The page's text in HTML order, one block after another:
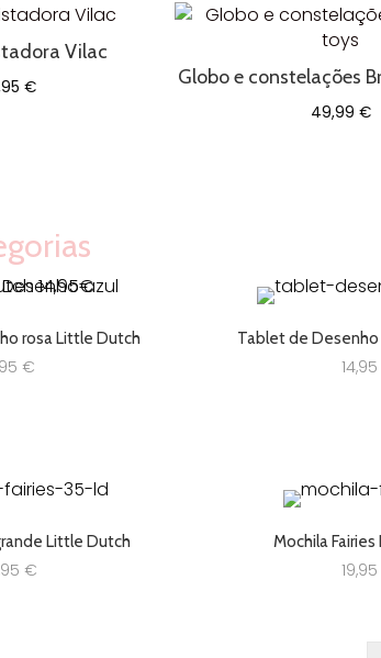
Vilac
€ Globo e constelações
49,99 €
rosa Little Dutch
€
Tablet de
14,95
Little Dutch
€
Mochila
19,95